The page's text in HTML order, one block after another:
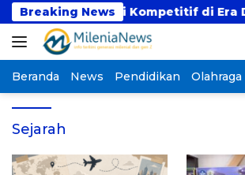
Langsung
ke
konten
Breaking News
dengan Gaji Kompetitif di Era Digital
Beranda News Pendidikan Olahraga
Sejarah